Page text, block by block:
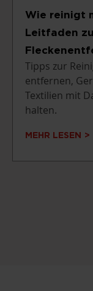
Wie reinigt
Leitfaden
Tipps zur
entfernen,
Textilien mit
halten.
MEHR LESEN